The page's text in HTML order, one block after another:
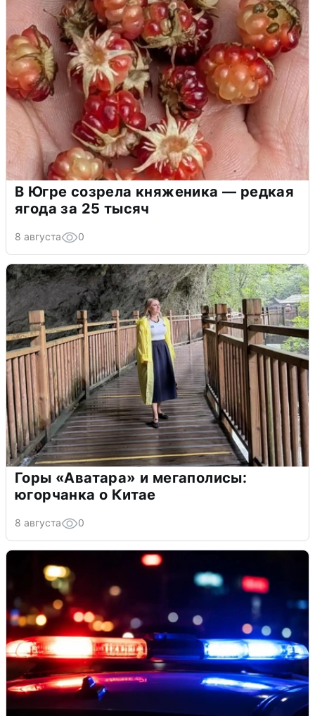
В Югре созрела княженика — редкая
ягода за 25 тысяч
8 августа 0
Горы «Аватара» и мегаполисы:
югорчанка о Китае
8 августа 0